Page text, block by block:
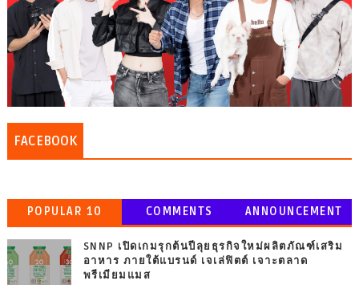
FACEBOOK
POPULAR 10 COMMENTS ANNOUNCEMENT
SNNP เปิดเกมรุกต้นปีลุยธุรกิจใหม่ผลิตภัณฑ์เสริม
อาหาร ภายใต้แบรนด์ เจเล่ฟิตต์ เจาะตลาด
พรีเมียมแมส